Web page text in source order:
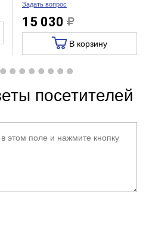
Задать вопрос
15 030
В корзину
посетителей